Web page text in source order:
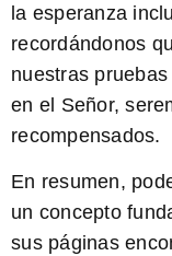
la esperanza
recordándonos
nuestras
en el Señor,
recompensados.
En resumen,
un concepto
sus páginas